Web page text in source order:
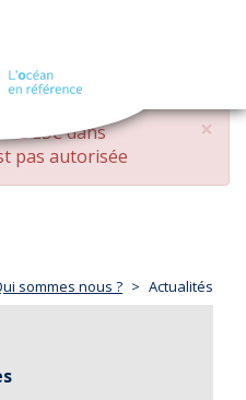
navigation
×
DESCdans
pas autorisée
sommes nous ? Actualités